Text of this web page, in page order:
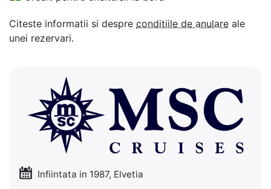
Citeste informatii si despre conditiile de anulare ale
unei rezervari.
Infiintata in 1987, Elvetia